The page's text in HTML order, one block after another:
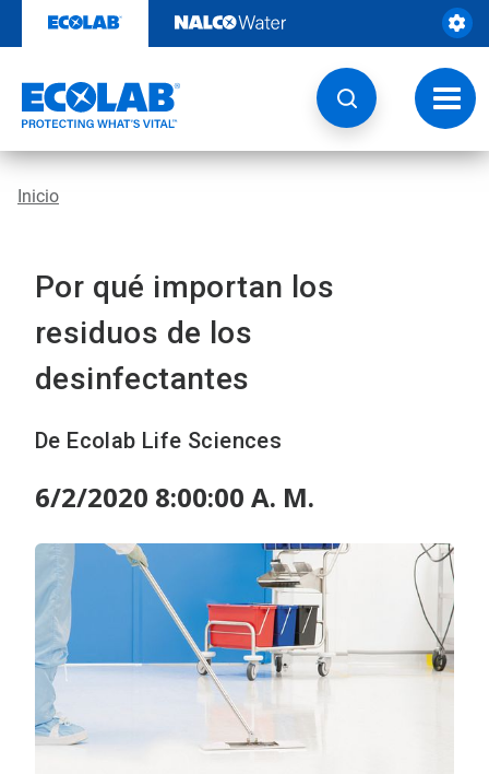
contenido
de
Inicio
Por qué importan los
residuos de los
desinfectantes
De Ecolab Life Sciences
6/2/2020 8:00:00 A. M.